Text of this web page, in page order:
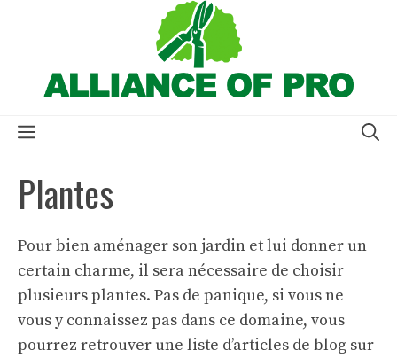
Menu
Plantes
Pour bien aménager son jardin et lui donner un
certain charme, il sera nécessaire de choisir
plusieurs plantes. Pas de panique, si vous ne
vous y connaissez pas dans ce domaine, vous
pourrez retrouver une liste d’articles de blog sur